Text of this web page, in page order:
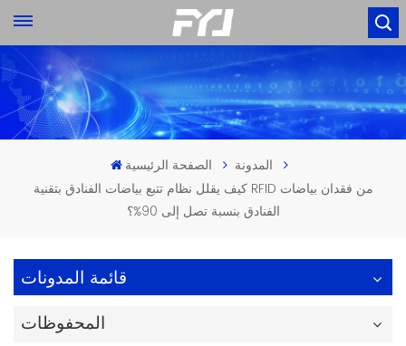
الصفحة الرئيسية
المدونة
كيف يقلل نظام تتبع بياضات الفنادق بتقنية RFID من فقدان بياضات
الفنادق بنسبة تصل إلى 90%؟
قائمة المدونات
المحفوظات